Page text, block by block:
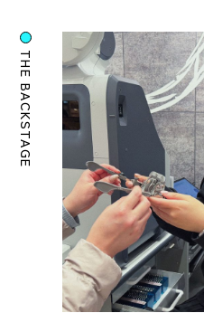
THE BACKSTAGE